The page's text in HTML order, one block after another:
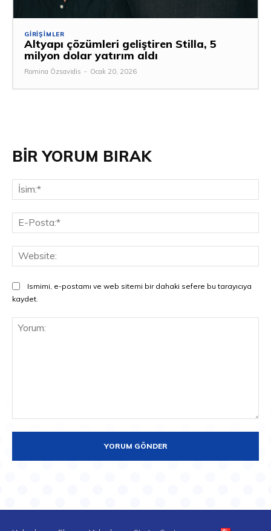
GIRIŞIMLER
Altyapı çözümleri geliştiren Stilla, 5
milyon dolar yatırım aldı
Romina Özsavidis - Ocak 20, 2026
BİR YORUM BIRAK
Ismimi, e-postamı ve web sitemi bir dahaki sefere bu tarayıcıya
kaydet.